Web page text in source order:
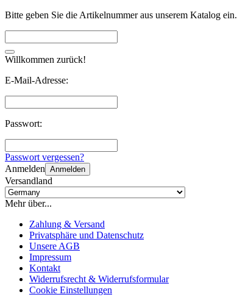
Bitte geben Sie die Artikelnummer aus unserem Katalog ein.
Willkommen zurück!
E-Mail-Adresse:
Passwort:
Passwort vergessen?
Anmelden Anmelden
Versandland
Mehr über...
Zahlung & Versand
Privatsphäre und Datenschutz
Unsere AGB
Impressum
Kontakt
Widerrufsrecht & Widerrufsformular
Cookie Einstellungen